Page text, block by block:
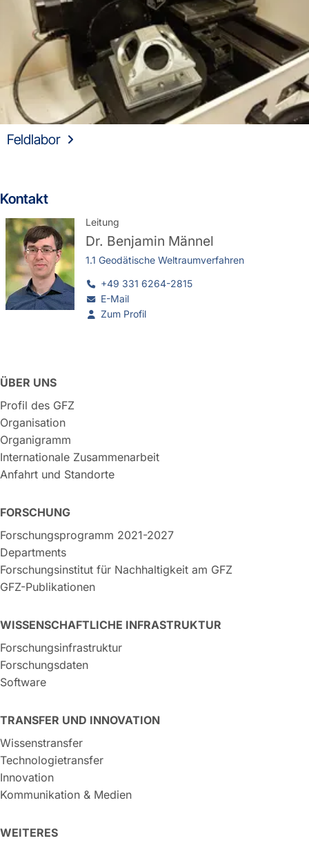
Feldlabor
Kontakt
Leitung
Dr. Benjamin Männel
1.1 Geodätische Weltraumverfahren
+49 331 6264-2815
E-Mail
Zum Profil
ÜBER UNS
Profil des GFZ
Organisation
Organigramm
Internationale Zusammenarbeit
Anfahrt und Standorte
FORSCHUNG
Forschungsprogramm 2021-2027
Departments
Forschungsinstitut für Nachhaltigkeit am GFZ
GFZ-Publikationen
WISSENSCHAFTLICHE INFRASTRUKTUR
Forschungsinfrastruktur
Forschungsdaten
Software
TRANSFER UND INNOVATION
Wissenstransfer
Technologietransfer
Innovation
Kommunikation & Medien
WEITERES